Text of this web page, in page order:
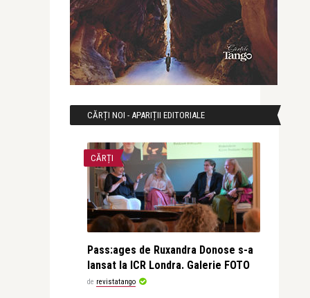
CĂRȚI NOI - APARIȚII EDITORIALE
CĂRȚI
Pass:ages de Ruxandra Donose s-a
lansat la ICR Londra. Galerie FOTO
de revistatango